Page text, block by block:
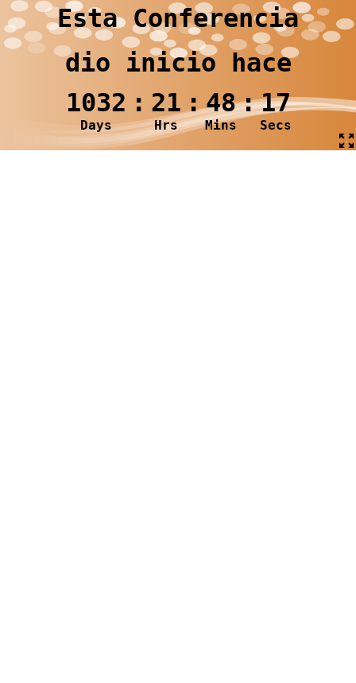
Esta Conferencia
dio inicio hace
1032 : 21 :48:17
Days Hrs Mins Secs